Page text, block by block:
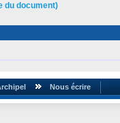
du document)
Nous écrire